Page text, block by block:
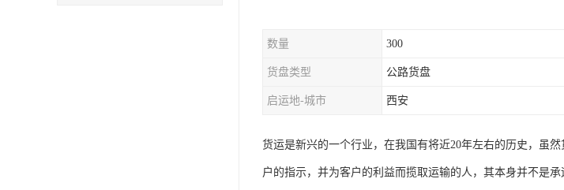
数量 300
货盘类型 公路货盘
启运地-城市 西安
货运是新兴的一个行业，在我国有将近20年左右的历史，虽
户的指示，并为客户的利益而揽取运输的人，其本身并不是承